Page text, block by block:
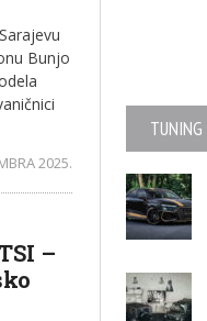
Bunjo
2025.
–
TUNING